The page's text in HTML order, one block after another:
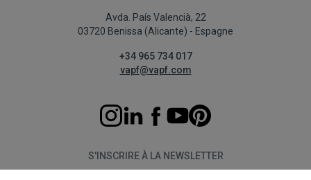
Avda. País Valencià, 22
03720 Benissa (Alicante) - Espagne
+34 965 734 017
vapf@vapf.com
S'INSCRIRE À LA NEWSLETTER